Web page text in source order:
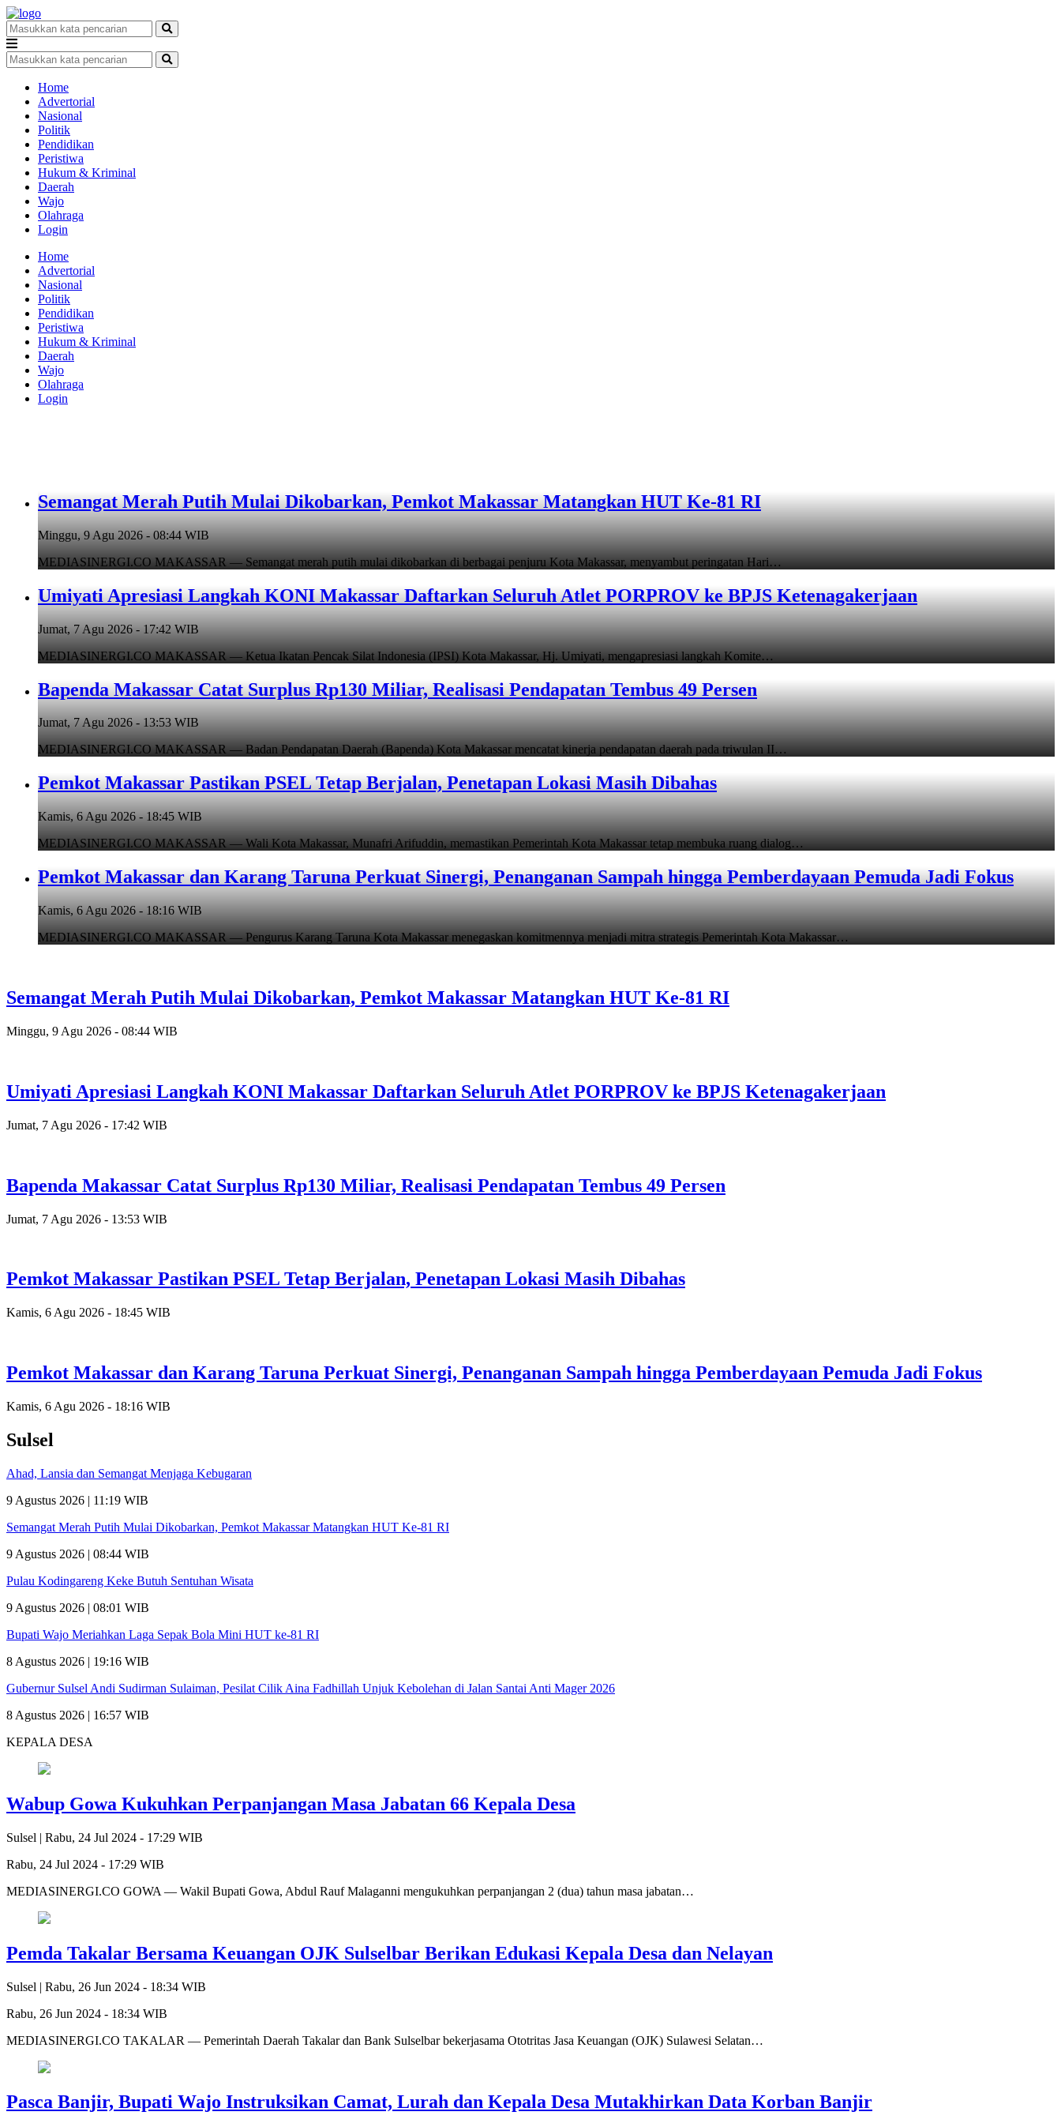
Home
Advertorial
Nasional
Politik
Pendidikan
Peristiwa
Hukum & Kriminal
Daerah
Wajo
Olahraga
Login
Home
Advertorial
Nasional
Politik
Pendidikan
Peristiwa
Hukum & Kriminal
Daerah
Wajo
Olahraga
Login
Semangat Merah Putih Mulai Dikobarkan, Pemkot Makassar Matangkan HUT Ke-81 RI
Minggu, 9 Agu 2026 - 08:44 WIB
MEDIASINERGI.CO MAKASSAR — Semangat merah putih mulai dikobarkan di berbagai penjuru Kota Makassar, menyambut peringatan Hari…
Umiyati Apresiasi Langkah KONI Makassar Daftarkan Seluruh Atlet PORPROV ke BPJS Ketenagakerjaan
Jumat, 7 Agu 2026 - 17:42 WIB
MEDIASINERGI.CO MAKASSAR — Ketua Ikatan Pencak Silat Indonesia (IPSI) Kota Makassar, Hj. Umiyati, mengapresiasi langkah Komite…
Bapenda Makassar Catat Surplus Rp130 Miliar, Realisasi Pendapatan Tembus 49 Persen
Jumat, 7 Agu 2026 - 13:53 WIB
MEDIASINERGI.CO MAKASSAR — Badan Pendapatan Daerah (Bapenda) Kota Makassar mencatat kinerja pendapatan daerah pada triwulan II…
Pemkot Makassar Pastikan PSEL Tetap Berjalan, Penetapan Lokasi Masih Dibahas
Kamis, 6 Agu 2026 - 18:45 WIB
MEDIASINERGI.CO MAKASSAR — Wali Kota Makassar, Munafri Arifuddin, memastikan Pemerintah Kota Makassar tetap membuka ruang dialog…
Pemkot Makassar dan Karang Taruna Perkuat Sinergi, Penanganan Sampah hingga Pemberdayaan Pemuda Jadi Fokus
Kamis, 6 Agu 2026 - 18:16 WIB
MEDIASINERGI.CO MAKASSAR — Pengurus Karang Taruna Kota Makassar menegaskan komitmennya menjadi mitra strategis Pemerintah Kota Makassar…
Semangat Merah Putih Mulai Dikobarkan, Pemkot Makassar Matangkan HUT Ke-81 RI
Minggu, 9 Agu 2026 - 08:44 WIB
Umiyati Apresiasi Langkah KONI Makassar Daftarkan Seluruh Atlet PORPROV ke BPJS Ketenagakerjaan
Jumat, 7 Agu 2026 - 17:42 WIB
Bapenda Makassar Catat Surplus Rp130 Miliar, Realisasi Pendapatan Tembus 49 Persen
Jumat, 7 Agu 2026 - 13:53 WIB
Pemkot Makassar Pastikan PSEL Tetap Berjalan, Penetapan Lokasi Masih Dibahas
Kamis, 6 Agu 2026 - 18:45 WIB
Pemkot Makassar dan Karang Taruna Perkuat Sinergi, Penanganan Sampah hingga Pemberdayaan Pemuda Jadi Fokus
Kamis, 6 Agu 2026 - 18:16 WIB
Sulsel
Ahad, Lansia dan Semangat Menjaga Kebugaran
9 Agustus 2026 | 11:19 WIB
Semangat Merah Putih Mulai Dikobarkan, Pemkot Makassar Matangkan HUT Ke-81 RI
9 Agustus 2026 | 08:44 WIB
Pulau Kodingareng Keke Butuh Sentuhan Wisata
9 Agustus 2026 | 08:01 WIB
Bupati Wajo Meriahkan Laga Sepak Bola Mini HUT ke-81 RI
8 Agustus 2026 | 19:16 WIB
Gubernur Sulsel Andi Sudirman Sulaiman, Pesilat Cilik Aina Fadhillah Unjuk Kebolehan di Jalan Santai Anti Mager 2026
8 Agustus 2026 | 16:57 WIB
KEPALA DESA
Wabup Gowa Kukuhkan Perpanjangan Masa Jabatan 66 Kepala Desa
Sulsel | Rabu, 24 Jul 2024 - 17:29 WIB
Rabu, 24 Jul 2024 - 17:29 WIB
MEDIASINERGI.CO GOWA — Wakil Bupati Gowa, Abdul Rauf Malaganni mengukuhkan perpanjangan 2 (dua) tahun masa jabatan…
Pemda Takalar Bersama Keuangan OJK Sulselbar Berikan Edukasi Kepala Desa dan Nelayan
Sulsel | Rabu, 26 Jun 2024 - 18:34 WIB
Rabu, 26 Jun 2024 - 18:34 WIB
MEDIASINERGI.CO TAKALAR — Pemerintah Daerah Takalar dan Bank Sulselbar bekerjasama Ototritas Jasa Keuangan (OJK) Sulawesi Selatan…
Pasca Banjir, Bupati Wajo Instruksikan Camat, Lurah dan Kepala Desa Mutakhirkan Data Korban Banjir